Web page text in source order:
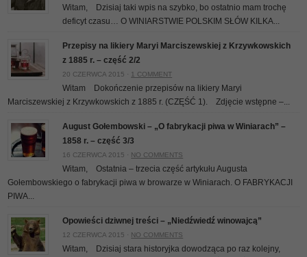
Witam, Dzisiaj taki wpis na szybko, bo ostatnio mam trochę
deficyt czasu… O WINIARSTWIE POLSKIM SŁÓW KILKA...
Przepisy na likiery Maryi Marciszewskiej z Krzywkowskich
z 1885 r. – część 2/2
20 CZERWCA 2015 · 1 COMMENT
Witam Dokończenie przepisów na likiery Maryi
Marciszewskiej z Krzywkowskich z 1885 r. (CZĘŚĆ 1). Zdjęcie wstępne –...
August Gołembowski – „O fabrykacji piwa w Winiarach” –
1858 r. – część 3/3
16 CZERWCA 2015 · NO COMMENTS
Witam, Ostatnia – trzecia część artykułu Augusta
Gołembowskiego o fabrykacji piwa w browarze w Winiarach. O FABRYKACJI
PIWA...
Opowieści dziwnej treści – „Niedźwiedź winowajcą”
12 CZERWCA 2015 · NO COMMENTS
Witam, Dzisiaj stara historyjka dowodząca po raz kolejny,